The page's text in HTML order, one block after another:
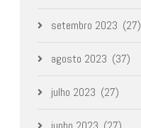
setembro 2023 (27)
agosto 2023 (37)
julho 2023 (27)